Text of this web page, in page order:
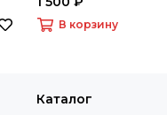
В корзину
Каталог